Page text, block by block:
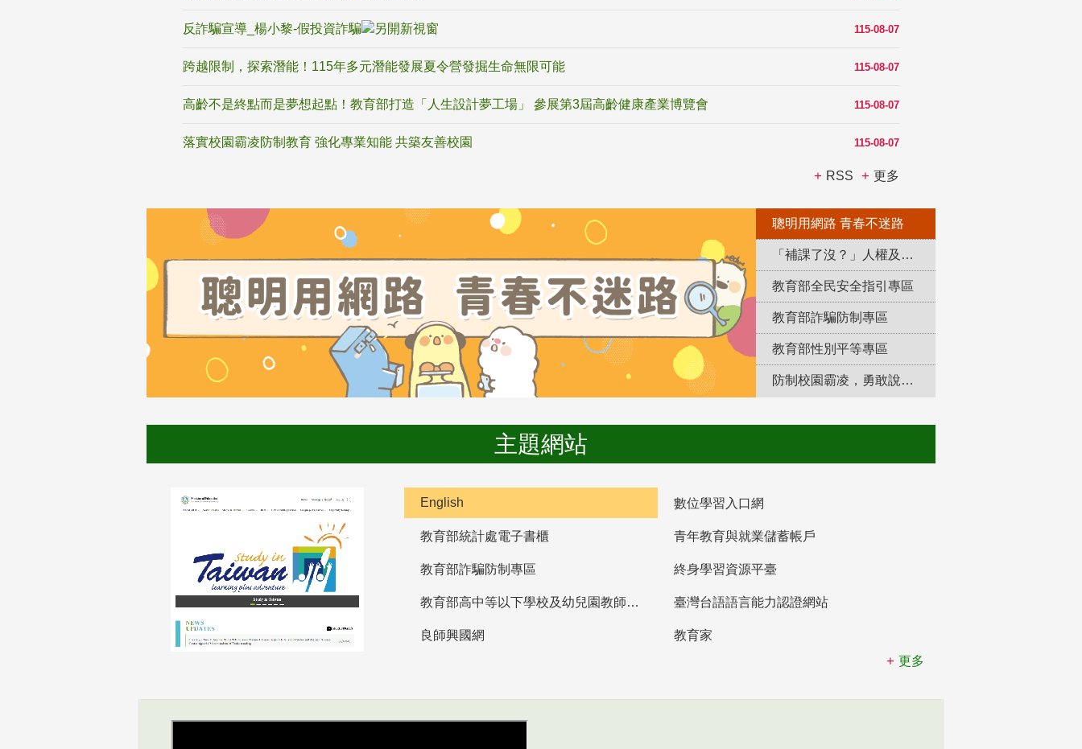
115-08-07
反詐騙宣導_楊小黎-假投資詐騙
115-08-07
跨越限制，探索潛能！115年多元潛能發展夏令營發掘生命無限可能
115-08-07
高齡不是終點而是夢想起點！教育部打造「人生設計夢工場」 參展第3屆高齡健康產業博覽會
115-08-07
落實校園霸凌防制教育 強化專業知能 共築友善校園
RSS 更多
聰明用網路 青春不迷路
「補課了沒？」人權及轉型正義教育專區
教育部全民安全指引專區
教育部詐騙防制專區
教育部性別平等專區
防制校園霸凌，勇敢說出來！
主題網站
English 數位學習入口網
教育部統計處電子書櫃 青年教育與就業儲蓄帳戶
教育部詐騙防制專區 終身學習資源平臺
教育部高中等以下學校及幼兒園教師資格檢定考試 臺灣台語語言能力認證網站
良師興國網
教育家
更多